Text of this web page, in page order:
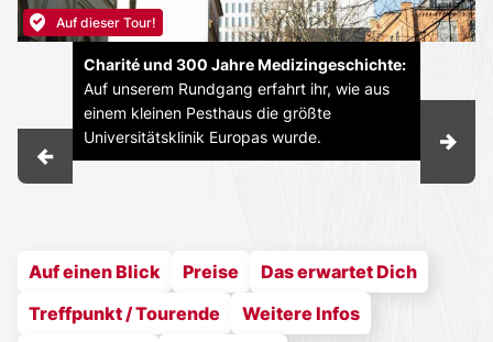
Auf dieser Tour!
Charité und 300 Jahre Medizingeschichte:
Auf unserem Rundgang erfahrt ihr, wie aus
einem kleinen Pesthaus die größte
Universitätsklinik Europas wurde.
Auf einen Blick Preise
Das erwartet Dich
Treffpunkt / Tourende
Weitere Infos